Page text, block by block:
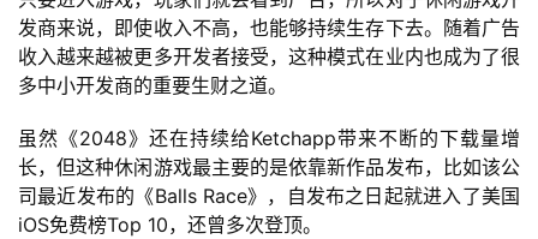
游
茶
原
创
游
戏
业
发商来说，即使收入不高，也能够持续生存下去。随着广告
收入越来越被更多开发者接受，这种模式在业内也成为了很
多中小开发商的重要生财之道。
虽然《2048》还在持续给Ketchapp带来不断的下载量增
长，但这种休闲游戏最主要的是依靠新作品发布，比如该公
司最近发布的《Balls Race》，自发布之日起就进入了美国
iOS免费榜Top 10，还曾多次登顶。